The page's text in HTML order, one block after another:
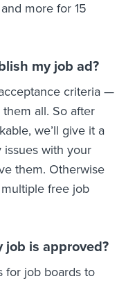
more for 15
my job ad?
criteria —
all. So after
we’ll give it a
issues with your
them. Otherwise
free job
job is approved?
for job boards to